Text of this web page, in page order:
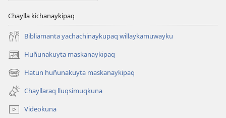
Chaylla kichanaykipaq
Bibliamanta yachachinaykupaq willaykamuwayku
Huñunakuyta maskanaykipaq
(abre
una
nueva
ventana)
Hatun huñunakuyta maskanaykipaq
(abre
una
nueva
ventana)
Chayllaraq lluqsimuqkuna
Videokuna